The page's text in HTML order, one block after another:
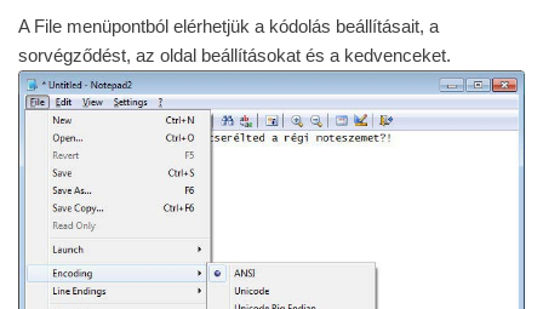
A File menüpontból elérhetjük a kódolás beállításait, a
sorvégződést, az oldal beállításokat és a kedvenceket.